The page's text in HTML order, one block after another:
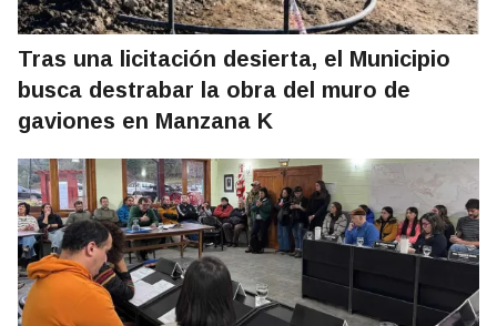
Tras una licitación desierta, el Municipio
busca destrabar la obra del muro de
gaviones en Manzana K